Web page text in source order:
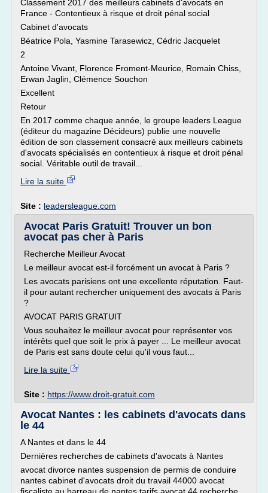
Classement 2017 des meilleurs cabinets d'avocats en
France - Contentieux à risque et droit pénal social
Cabinet d'avocats
Béatrice Pola, Yasmine Tarasewicz, Cédric Jacquelet
2
Antoine Vivant, Florence Froment-Meurice, Romain Chiss,
Erwan Jaglin, Clémence Souchon
Excellent
Retour
En 2017 comme chaque année, le groupe leaders League
(éditeur du magazine Décideurs) publie une nouvelle
édition de son classement consacré aux meilleurs cabinets
d'avocats spécialisés en contentieux à risque et droit pénal
social. Véritable outil de travail...
Lire la suite
Site : leadersleague.com
Avocat Paris Gratuit! Trouver un bon
avocat pas cher à Paris
Recherche Meilleur Avocat
Le meilleur avocat est-il forcément un avocat à Paris ?
Les avocats parisiens ont une excellente réputation. Faut-
il pour autant rechercher uniquement des avocats à Paris
?
AVOCAT PARIS GRATUIT
Vous souhaitez le meilleur avocat pour représenter vos
intérêts quel que soit le prix à payer ... Le meilleur avocat
de Paris est sans doute celui qu'il vous faut...
Lire la suite
Site : https://www.droit-gratuit.com
Avocat Nantes : les cabinets d'avocats dans
le 44
A Nantes et dans le 44
Dernières recherches de cabinets d'avocats à Nantes
avocat divorce nantes suspension de permis de conduire
nantes cabinet d'avocats droit du travail 44000 avocat